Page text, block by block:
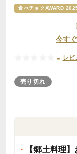
食べチョクAWARD
今す
- レ
売り切れ
【郷土料理